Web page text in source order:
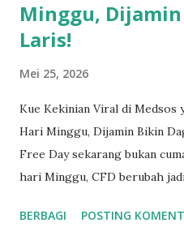
Minggu,
Laris!
Mei 25, 2026
Kue Kekinian Viral di Medsos
Hari Minggu, Dijamin Bikin
Free Day sekarang bukan
hari Minggu, CFD berubah
komunitas lari, semuanya
BERBAGI POSTING